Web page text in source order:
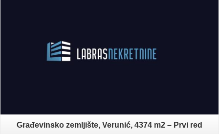
Građevinsko zemljište, Verunić, 4374 m2 – Prvi red